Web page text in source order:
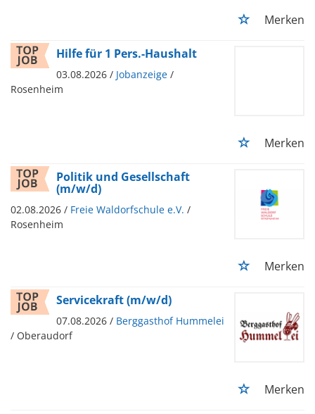
Merken
Hilfe für 1 Pers.-Haushalt
03.08.2026 / Jobanzeige /
Rosenheim
Merken
Politik und Gesellschaft
(m/w/d)
02.08.2026 / Freie Waldorfschule e.V. /
Rosenheim
Merken
Servicekraft (m/w/d)
07.08.2026 / Berggasthof Hummelei
/ Oberaudorf
Merken